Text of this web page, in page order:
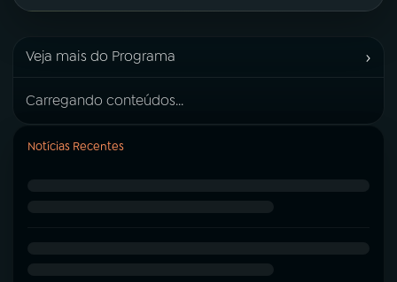
Veja mais do Programa ›
Carregando conteúdos...
Notícias Recentes